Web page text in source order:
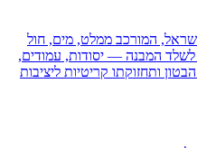
המורכב ממלט, מים, חול
לשלד המבנה — יסודות, עמודים,
ותחזוקתו קריטיות ליציבות